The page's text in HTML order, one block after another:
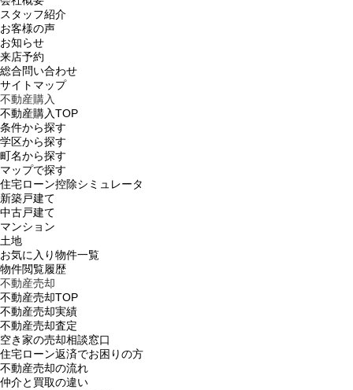
スタッフ紹介
お客様の声
お知らせ
来店予約
総合問い合わせ
サイトマップ
不動産購入
不動産購入TOP
条件から探す
学区から探す
町名から探す
マップで探す
住宅ローン控除シミュレータ
新築戸建て
中古戸建て
マンション
土地
お気に入り物件一覧
物件閲覧履歴
不動産売却
不動産売却TOP
不動産売却実績
不動産売却査定
空き家の売却相談窓口
住宅ローン返済でお困りの方
不動産売却の流れ
仲介と買取の違い